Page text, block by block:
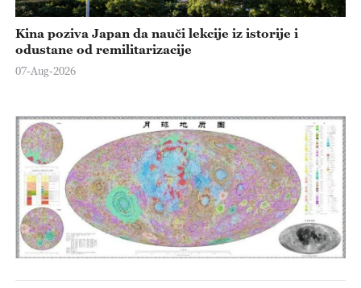
Kina poziva Japan da nauči lekcije iz istorije i
odustane od remilitarizacije
07-Aug-2026